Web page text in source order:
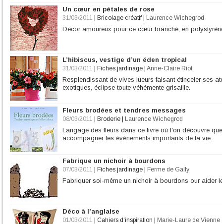
Un cœur en pétales de rose
31/03/2011 Bricolage créatif| Laurence Wichegrod
Décor amoureux pour ce cœur branché, en
L’hibiscus, vestige d’un éden tropical
31/03/2011 Fiches jardinage Anne-Claire Riot
Resplendissant de vives lueurs faisant étinceler ses
exotiques, éclipse toute véhémente grisaille.
Fleurs brodées et tendres messages
08/03/2011 Broderie Laurence Wichegrod
Langage des fleurs dans ce livre où l'on découvre
accompagner les événements importants de la vie.
Fabrique un nichoir à bourdons
07/03/2011 Fiches jardinage Ferme de Gally
Fabriquer soi-même un nichoir à bourdons our aider
Déco à l’anglaise
01/03/2011 Cahiers d'inspiration Marie-Laure de Vienne